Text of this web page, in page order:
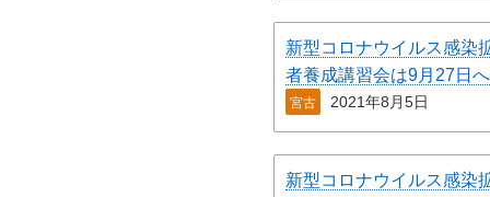
新型コロナウイルス感染
者養成講習会は9月27日
宮古 2021年8月5日
新型コロナウイルス感染